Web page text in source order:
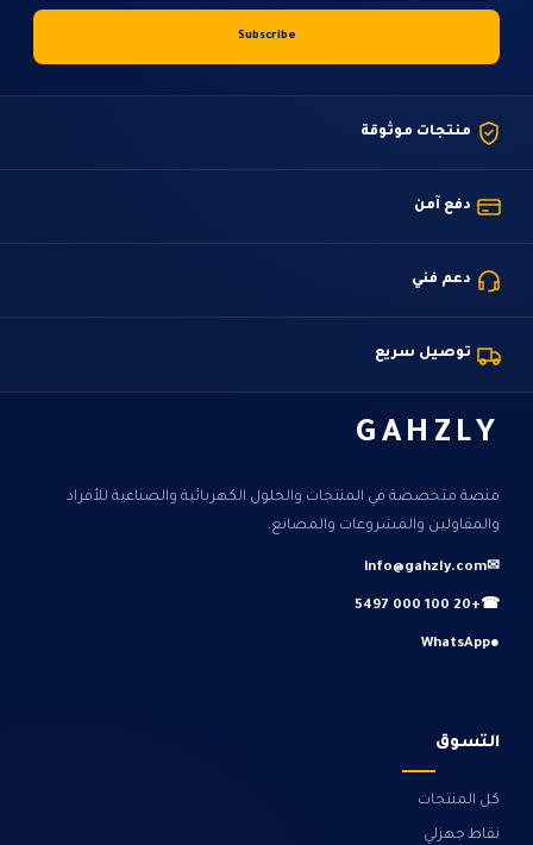
منتجات موثوقة
دفع آمن
دعم فني
توصيل سريع
GAHZLY
منصة متخصصة في المنتجات والحلول الكهربائية والصناعية للأفراد
والمقاولين والمشروعات والمصانع.
✉
info@gahzly.com
☎
+20 100 000 5497
●
WhatsApp
التسوق
كل المنتجات
نقاط جهزلي